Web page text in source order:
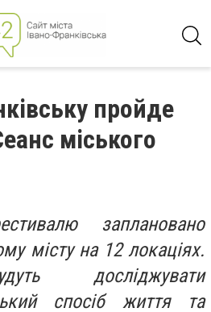
пройде
міського
заплановано
місту на 12 локаціях.
досліджувати
спосіб життя та